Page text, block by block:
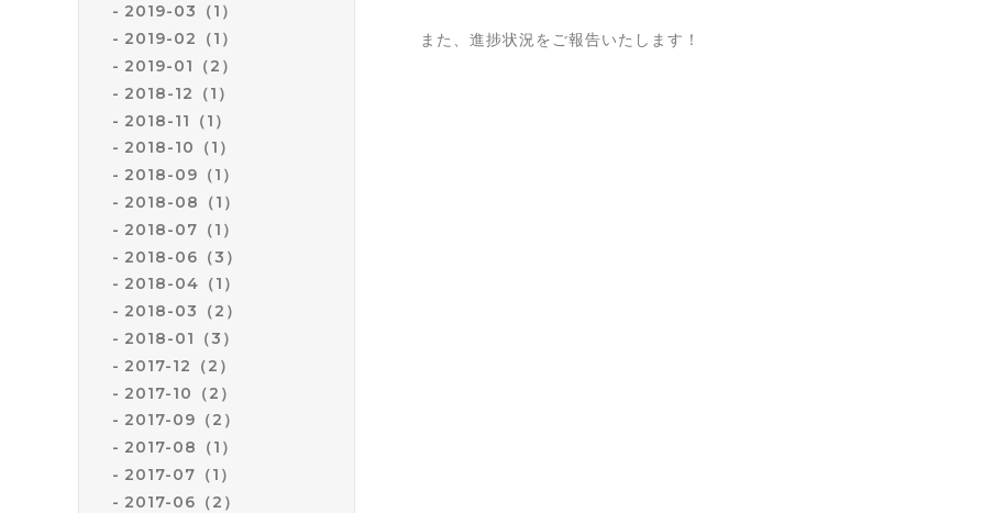
2019-03（1）
2019-02（1）
2019-01（2）
2018-12（1）
2018-11（1）
2018-10（1）
2018-09（1）
2018-08（1）
2018-07（1）
2018-06（3）
2018-04（1）
2018-03（2）
2018-01（3）
2017-12（2）
2017-10（2）
2017-09（2）
2017-08（1）
2017-07（1）
2017-06（2）
また、進捗状況をご報告いたします！